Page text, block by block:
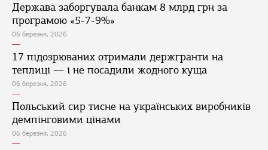
Держава заборгувала банкам 8 млрд грн за
програмою «5-7-9%»
06 березня, 2026
17 підозрюваних отримали держгранти на
теплиці — і не посадили жодного куща
06 березня, 2026
Польський сир тисне на українських виробників
демпінговими цінами
06 березня, 2026